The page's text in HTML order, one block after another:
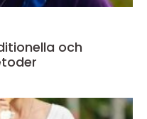
och